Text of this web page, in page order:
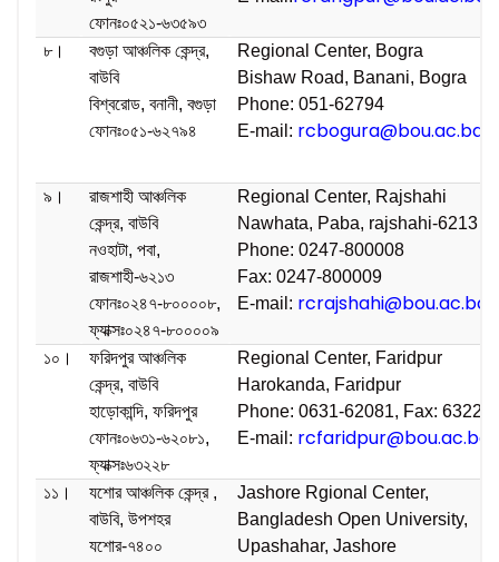
ফোনঃ০৫২১-৬৩৫৯৩
৮।
বগুড়া আঞ্চলিক কেন্দ্র,
বাউবি
বিশ্বরোড, বনানী, বগুড়া
ফোনঃ০৫১-৬২৭৯৪
Regional Center, Bogra
Bishaw Road, Banani, Bogra
Phone: 051-62794
E-mail: rcbogura@bou.ac.bd
৯।
রাজশাহী আঞ্চলিক
কেন্দ্র, বাউবি
নওহাটা, পবা,
রাজশাহী-৬২১৩
ফোনঃ০২৪৭-৮০০০০৮,
ফ্যাক্সঃ০২৪৭-৮০০০০৯
Regional Center, Rajshahi
Nawhata, Paba, rajshahi-6213
Phone: 0247-800008
Fax: 0247-800009
E-mail: rcrajshahi@bou.ac.bd
১০।
ফরিদপুর আঞ্চলিক
কেন্দ্র, বাউবি
হাড়োকান্দি, ফরিদপুর
ফোনঃ০৬৩১-৬২০৮১,
ফ্যাক্সঃ৬৩২২৮
Regional Center, Faridpur
Harokanda, Faridpur
Phone: 0631-62081, Fax: 63228
E-mail: rcfaridpur@bou.ac.bd
১১।
যশোর আঞ্চলিক কেন্দ্র ,
বাউবি, উপশহর
যশোর-৭৪০০
Jashore Rgional Center,
Bangladesh Open University,
Upashahar, Jashore